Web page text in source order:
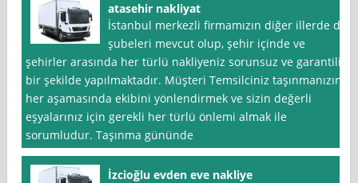
atasehir nakliyat
İstanbul merkezli firmamızın diğer illerde de
şubeleri mevcut olup, şehir içinde ve
şehirler arasında her türlü nakliyeniz sorunsuz ve garantili
bir şekilde yapılmaktadır. Müşteri Temsilciniz taşınmanızın
her aşamasında ekibini yönlendirmek ve sizin değerli
eşyalarınız için gerekli her türlü önlemi almak ile
sorumludur. Taşınma gününde
İzcioğlu evden eve nakliye